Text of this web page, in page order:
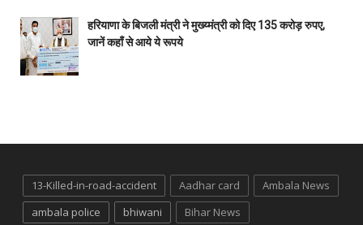
हरियाणा के बिजली मंत्री ने मुख्य्मंत्री को दिए 135 करोड़ रुपए,
जानें कहाँ से आये ये रूपये
13-Killed-in-road-accident Aadhar card
Ambala News
ambala police
bhiwani
Bihar News